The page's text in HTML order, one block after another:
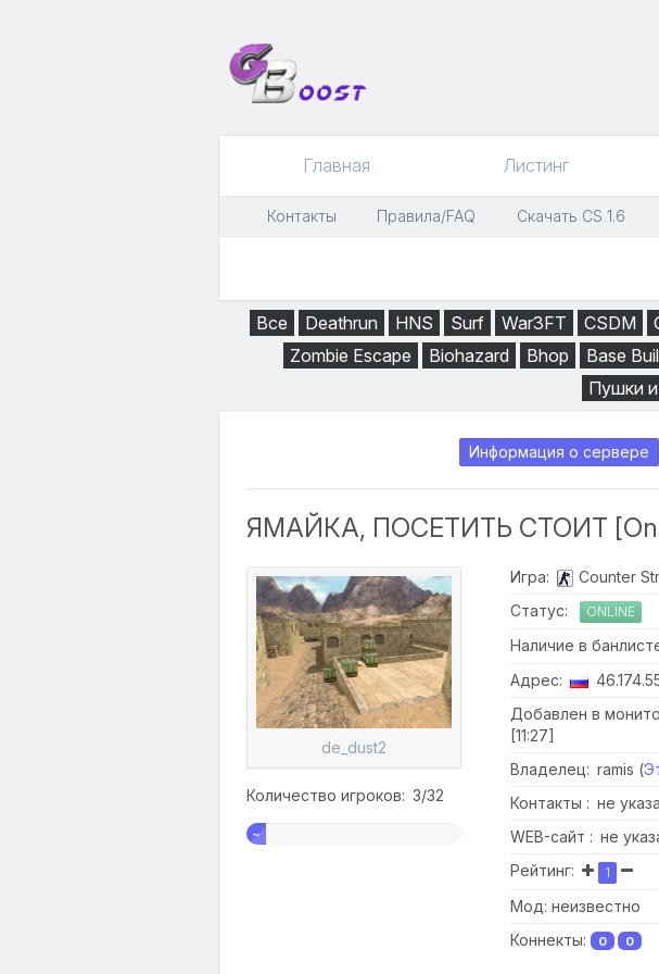
Главная Листинг
Контакты Правила/FAQ Скачать CS 1.6
Все Deathrun HNS Surf War3FT CSDM
Zombie Escape
Biohazard Bhop Base
Пушки
Информация о сервере
ЯМАЙКА, ПОСЕТИТЬ СТОИТ
de_dust2
Количество игроков: 3/32
~
Игра:
Counter
Статус:
ONLINE
Наличие в
Адрес:
Добавлен в
[11:27]
Владелец: ramis (
Контакты : не
WEB-сайт : не
Рейтинг:
1
Мод: неизвестно
Коннекты: 0 0